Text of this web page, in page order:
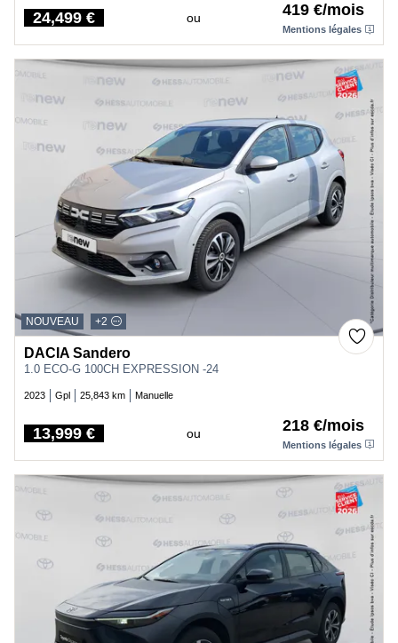
Price
24,499 € ou 419 €/mois
Mentions légales
NOUVEAU +2
DACIA Sandero
1.0 ECO-G 100CH EXPRESSION -24
2023 Gpl 25,843 km Manuelle
Price
13,999 € ou 218 €/mois
Mentions légales